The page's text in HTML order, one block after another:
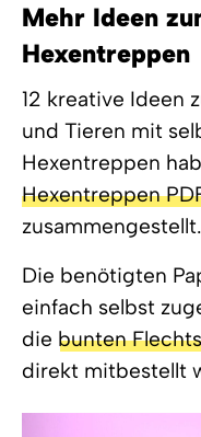
Mehr Ideen
Hexentreppen
12 kreative Ideen
und Tieren mit
Hexentreppen
Hexentreppen
zusammengestellt.
Die benötigten
einfach selbst
die bunten
direkt mitbestellt